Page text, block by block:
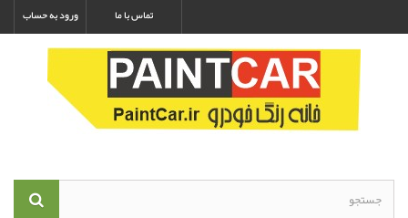
ورود به حساب تماس با ما